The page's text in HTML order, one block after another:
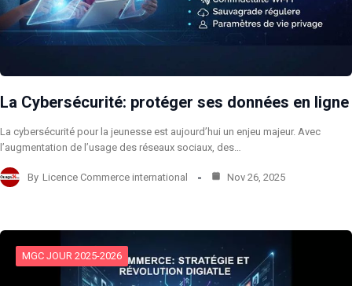
La Cybersécurité: protéger ses données en ligne
La cybersécurité pour la jeunesse est aujourd’hui un enjeu majeur. Avec
l’augmentation de l’usage des réseaux sociaux, des…
By Licence Commerce international Nov 26, 2025
MGC JOUR 2025-2026